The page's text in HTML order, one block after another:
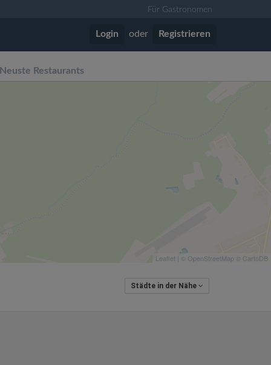
Für Gastronomen
Login oder Registrieren
Neuste Restaurants
Leaflet | © OpenStreetMap © CartoDB
Städte in der Nähe